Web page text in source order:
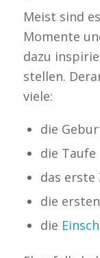
Meist sind
Momente
dazu
stellen.
viele:
die
die Taufe
das erste
die
die